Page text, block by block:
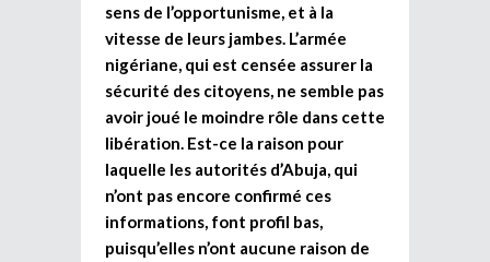
sens de l’opportunisme, et à la
vitesse de leurs jambes. L’armée
nigériane, qui est censée assurer la
sécurité des citoyens, ne semble pas
avoir joué le moindre rôle dans cette
libération. Est-ce la raison pour
laquelle les autorités d’Abuja, qui
n’ont pas encore confirmé ces
informations, font profil bas,
puisqu’elles n’ont aucune raison de